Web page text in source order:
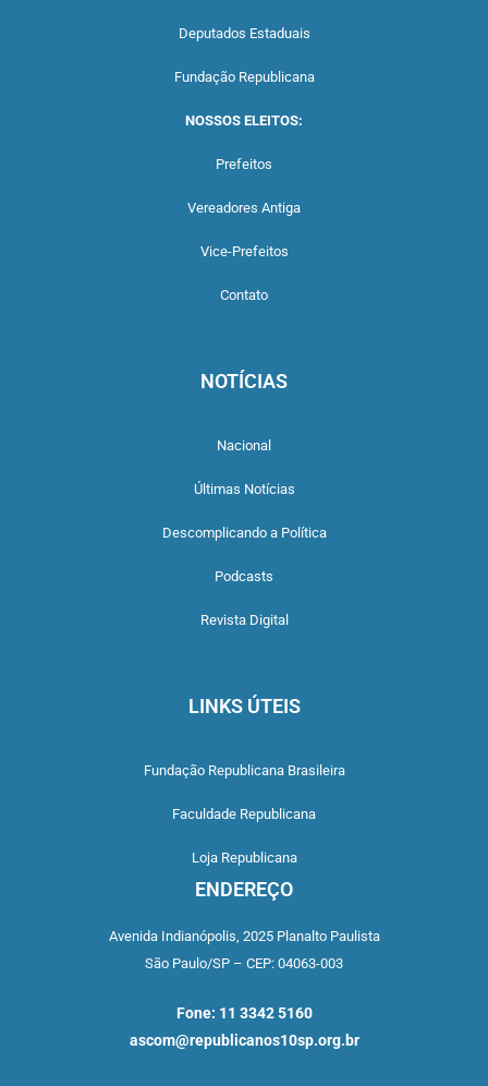
Deputados Estaduais
Fundação Republicana
NOSSOS ELEITOS:
Prefeitos
Vereadores Antiga
Vice-Prefeitos
Contato
NOTÍCIAS
Nacional
Últimas Notícias
Descomplicando a Política
Podcasts
Revista Digital
LINKS ÚTEIS
Fundação Republicana Brasileira
Faculdade Republicana
Loja Republicana
ENDEREÇO
Avenida Indianópolis, 2025 Planalto Paulista
São Paulo/SP – CEP: 04063-003
Fone: 11 3342 5160
ascom@republicanos10sp.org.br